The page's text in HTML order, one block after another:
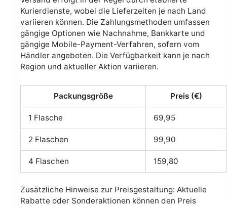
Kurierdienste, wobei die Lieferzeiten je nach Land
variieren können. Die Zahlungsmethoden umfassen
gängige Optionen wie Nachnahme, Bankkarte und
gängige Mobile-Payment-Verfahren, sofern vom
Händler angeboten. Die Verfügbarkeit kann je nach
Region und aktueller Aktion variieren.
Packungsgröße Preis (€)
1 Flasche 69,95
2 Flaschen 99,90
4 Flaschen 159,80
Zusätzliche Hinweise zur Preisgestaltung: Aktuelle
Rabatte oder Sonderaktionen können den Preis